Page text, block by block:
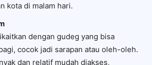
kota di malam hari.
dengan gudeg yang bisa
cocok jadi sarapan atau oleh-oleh.
dan relatif mudah diakses,